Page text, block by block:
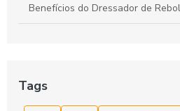
Benefícios do Dressador de
Broca diamantada para concreto
Tags